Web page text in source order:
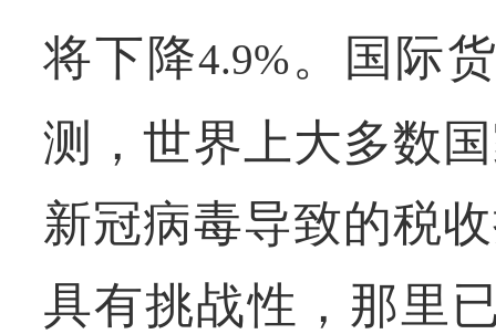
将下降4.9%。国际
测，世界上大多数
新冠病毒导致的税
具有挑战性，那里